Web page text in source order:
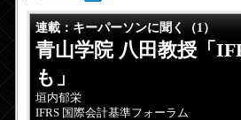
連載 ：キーパーソンに聞く（1）
青山学院 八田教授「
も」
垣内郁栄
IFRS 国際会計基準フォーラム